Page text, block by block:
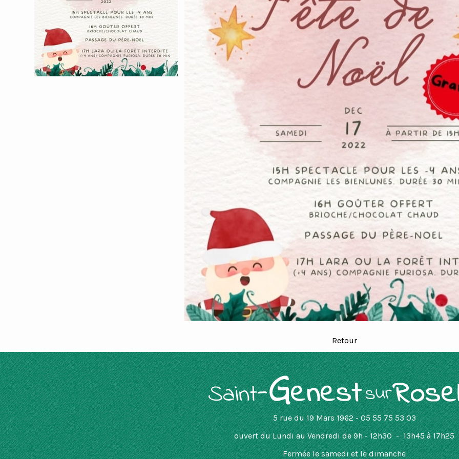
Retour
5 rue du 19 Mars 1962 - 05 55 75 53 03
ouvertdu Lundi au Vendredi de 9h - 12h30 - 13h45 à 17h25
Fermée le samedi et le dimanche